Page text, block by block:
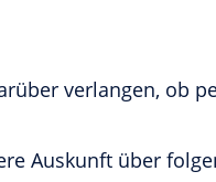
verlangen, ob
Auskunft über